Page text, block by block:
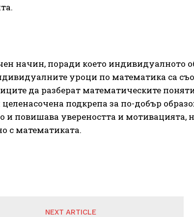
начин, поради което индивидуалното
уроци по математика са
да разберат математическите
подкрепа за по-добър
и повишава увереността и мотивацията,
с математиката.
NEXT ARTICLE